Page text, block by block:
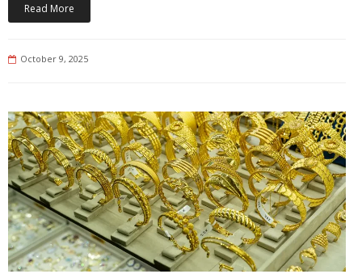
Read More
October 9, 2025